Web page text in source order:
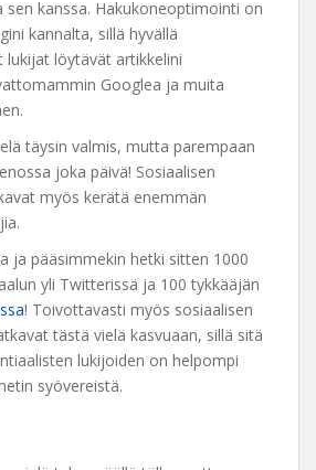
sen kanssa. Hakukoneoptimointi on
kannalta, sillä hyvällä
lukijat löytävät artikkelini
Googlea ja muita
täysin valmis, mutta parempaan
joka päivä! Sosiaalisen
myös kerätä enemmän
ja pääsimmekin hetki sitten 1000
yli Twitterissä ja 100 tykkääjän
! Toivottavasti myös sosiaalisen
tästä vielä kasvuaan, sillä sitä
lukijoiden on helpompi
syövereistä.